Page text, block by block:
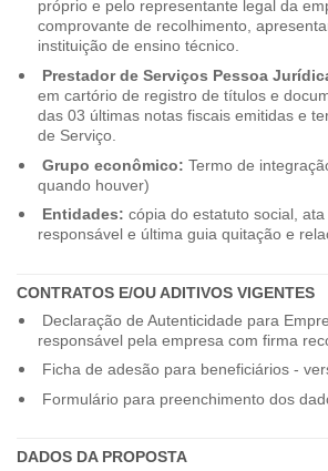
próprio e pelo representante legal da
comprovante de recolhimento,
instituição de ensino técnico.
Prestador de Serviços Pessoa
em cartório de registro de títulos e
das 03 últimas notas fiscais emitidas e
de Serviço.
Grupo econômico: Termo de
quando houver)
Entidades: cópia do estatuto social,
responsável e última guia quitação e
CONTRATOS E/OU ADITIVOS VIGENTES
Declaração de Autenticidade para
responsável pela empresa com firma
Ficha de adesão para beneficiários -
Formulário para preenchimento dos
DADOS DA PROPOSTA